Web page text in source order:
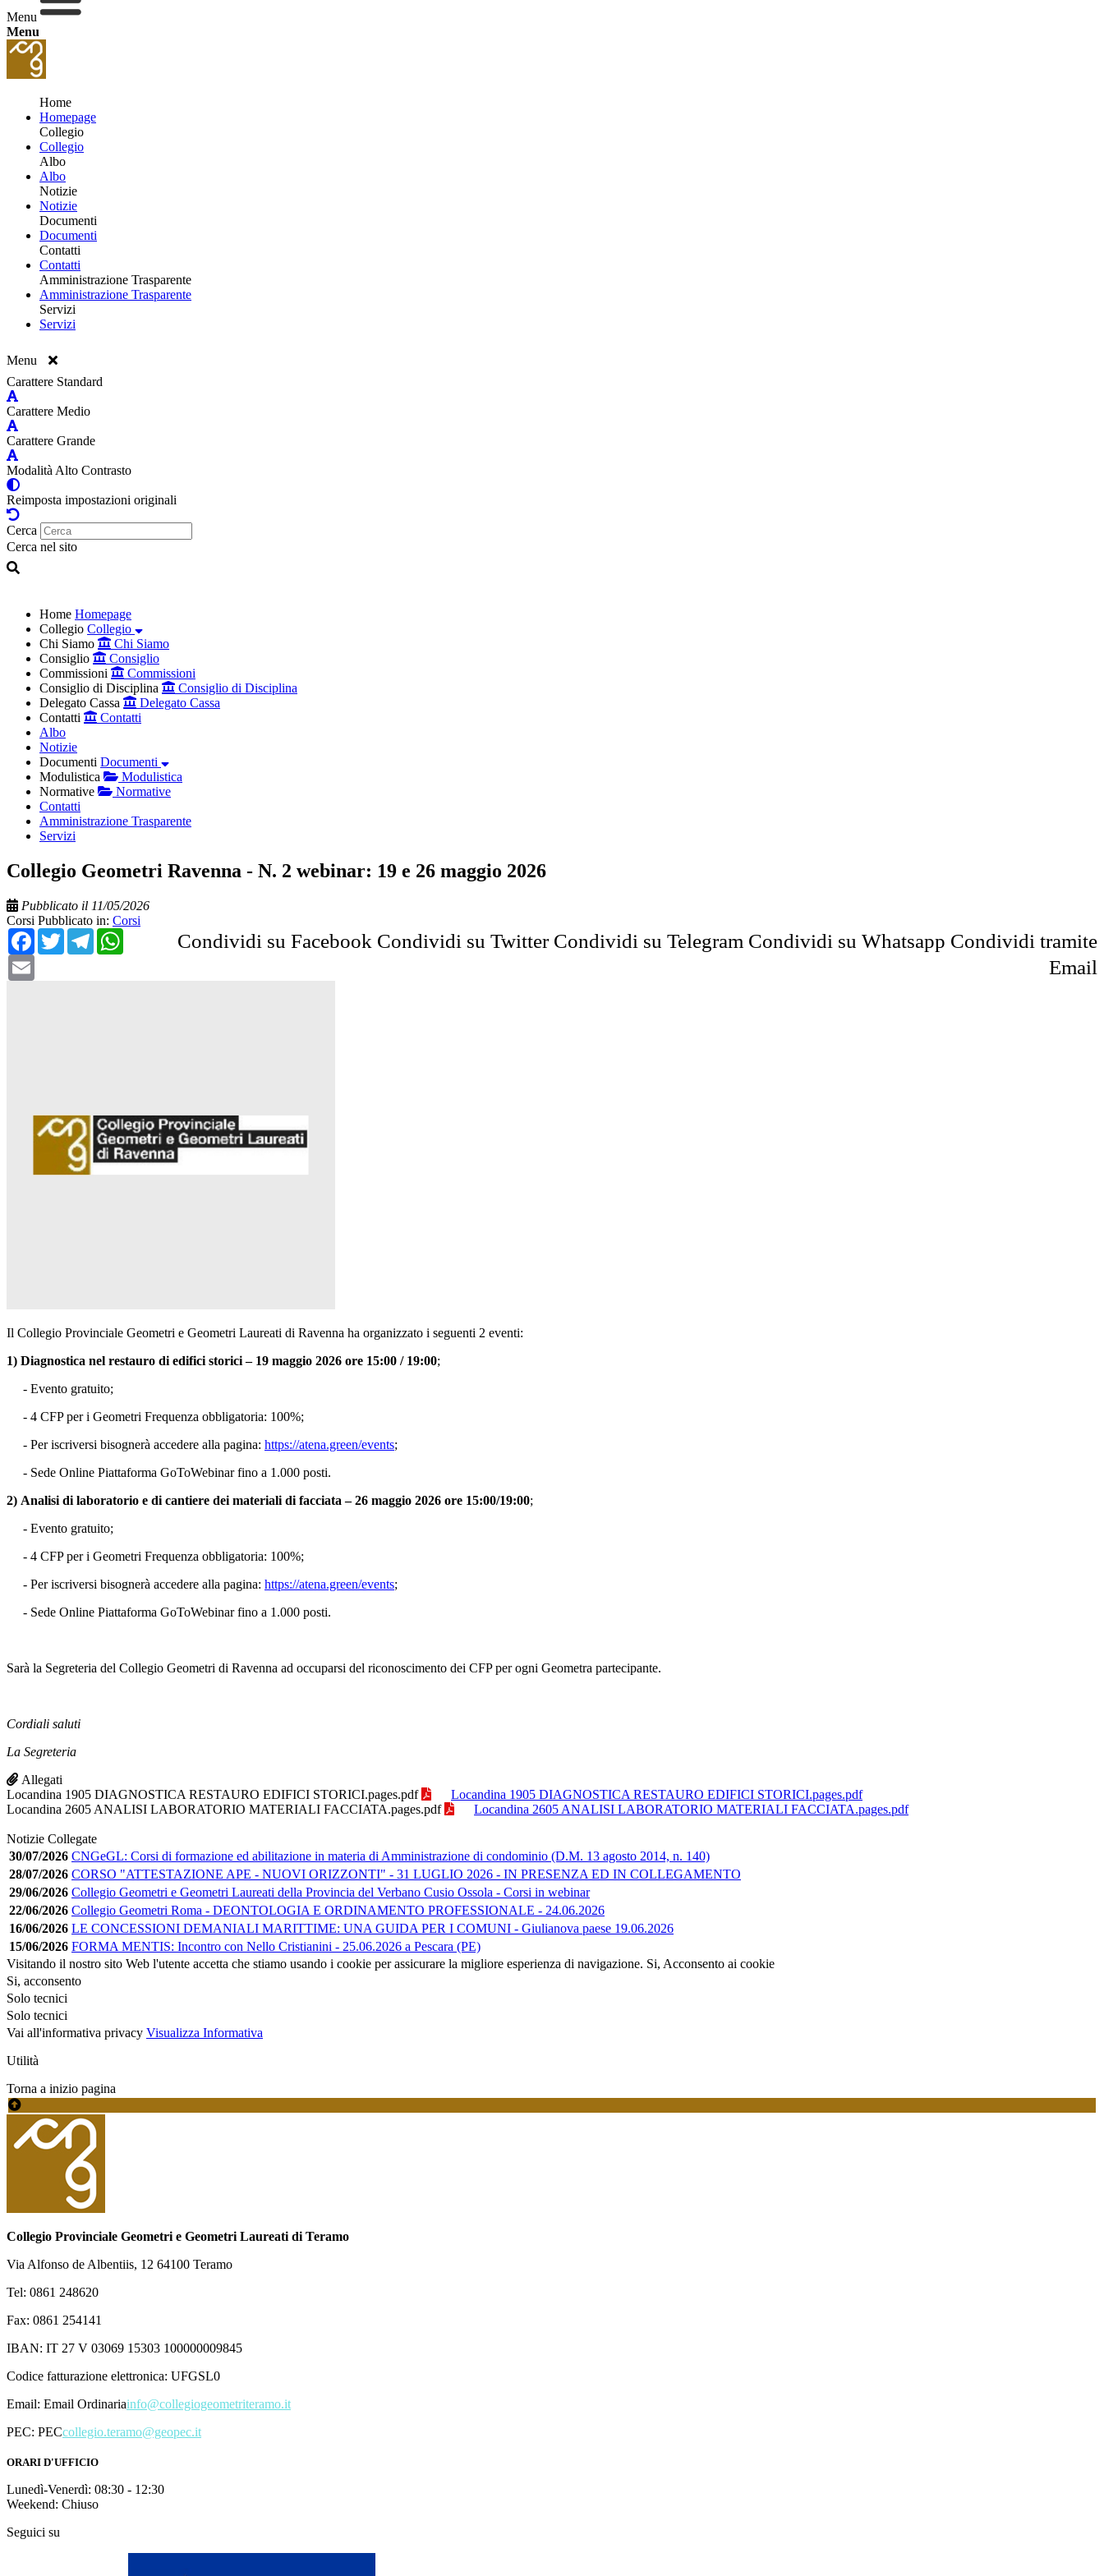
Menu
Menu
Home
Homepage
Collegio
Collegio
Albo
Albo
Notizie
Notizie
Documenti
Documenti
Contatti
Contatti
Amministrazione Trasparente
Amministrazione Trasparente
Servizi
Servizi
Menu
Carattere Standard
Carattere Medio
Carattere Grande
Modalità Alto Contrasto
Reimposta impostazioni originali
Cerca
Cerca nel sito
Home Homepage
Collegio Collegio
Chi Siamo
Chi Siamo
Consiglio
Consiglio
Commissioni
Commissioni
Consiglio di Disciplina
Consiglio di Disciplina
Delegato Cassa
Delegato Cassa
Contatti
Contatti
Albo
Notizie
Documenti Documenti
Modulistica
Modulistica
Normative
Normative
Contatti
Amministrazione Trasparente
Servizi
Collegio Geometri Ravenna - N. 2 webinar: 19 e 26 maggio 2026
Pubblicato il 11/05/2026
Corsi Pubblicato in: Corsi
Condividi su Facebook
Facebook Condividi su Twitter
Twitter Condividi su Telegram
Telegram Condividi su Whatsapp
WhatsApp
Condividi tramite
Email
Email
Il Collegio Provinciale Geometri e Geometri Laureati di Ravenna ha organizzato i seguenti 2 eventi:
1) Diagnostica nel restauro di edifici storici – 19 maggio 2026 ore 15:00 / 19:00;
- Evento gratuito;
- 4 CFP per i Geometri Frequenza obbligatoria: 100%;
- Per iscriversi bisognerà accedere alla pagina: https://atena.green/events;
- Sede Online Piattaforma GoToWebinar fino a 1.000 posti.
2) Analisi di laboratorio e di cantiere dei materiali di facciata – 26 maggio 2026 ore 15:00/19:00;
- Evento gratuito;
- 4 CFP per i Geometri Frequenza obbligatoria: 100%;
- Per iscriversi bisognerà accedere alla pagina: https://atena.green/events;
- Sede Online Piattaforma GoToWebinar fino a 1.000 posti.
Sarà la Segreteria del Collegio Geometri di Ravenna ad occuparsi del riconoscimento dei CFP per ogni Geometra partecipante.
Cordiali saluti
La Segreteria
Allegati
Locandina 1905 DIAGNOSTICA RESTAURO EDIFICI STORICI.pages.pdf
Locandina 1905 DIAGNOSTICA RESTAURO EDIFICI STORICI.pages.pdf
Locandina 2605 ANALISI LABORATORIO MATERIALI FACCIATA.pages.pdf
Locandina 2605 ANALISI LABORATORIO MATERIALI FACCIATA.pages.pdf
Notizie Collegate
30/07/2026 CNGeGL: Corsi di formazione ed abilitazione in materia di Amministrazione di condominio (D.M. 13 agosto 2014, n. 140)
28/07/2026 CORSO "ATTESTAZIONE APE - NUOVI ORIZZONTI" - 31 LUGLIO 2026 - IN PRESENZA ED IN COLLEGAMENTO
29/06/2026 Collegio Geometri e Geometri Laureati della Provincia del Verbano Cusio Ossola - Corsi in webinar
22/06/2026 Collegio Geometri Roma - DEONTOLOGIA E ORDINAMENTO PROFESSIONALE - 24.06.2026
16/06/2026 LE CONCESSIONI DEMANIALI MARITTIME: UNA GUIDA PER I COMUNI - Giulianova paese 19.06.2026
15/06/2026 FORMA MENTIS: Incontro con Nello Cristianini - 25.06.2026 a Pescara (PE)
Visitando il nostro sito Web l'utente accetta che stiamo usando i cookie per assicurare la migliore esperienza di navigazione. Si, Acconsento ai cookie
Si, acconsento
Solo tecnici
Solo tecnici
Vai all'informativa privacy Visualizza Informativa
Utilità
Torna a inizio pagina
Collegio Provinciale Geometri e Geometri Laureati di Teramo
Via Alfonso de Albentiis, 12 64100 Teramo
Tel: 0861 248620
Fax: 0861 254141
IBAN: IT 27 V 03069 15303 100000009845
Codice fatturazione elettronica: UFGSL0
Email: Email Ordinariainfo@collegiogeometriteramo.it
PEC: PECcollegio.teramo@geopec.it
ORARI D'UFFICIO
Lunedì-Venerdì: 08:30 - 12:30
Weekend: Chiuso
Seguici su